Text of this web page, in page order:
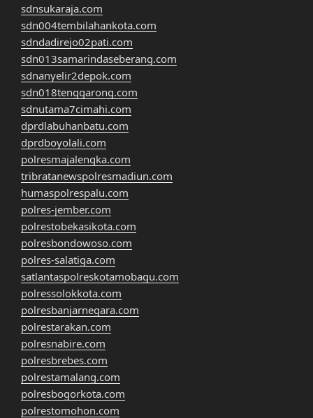
sdnsukaraja.com
sdn004tembilahankota.com
sdndadirejo02pati.com
sdn013samarindaseberang.com
sdnanyelir2depok.com
sdn018tenggarong.com
sdnutama7cimahi.com
dprdlabuhanbatu.com
dprdboyolali.com
polresmajalengka.com
tribratanewspolresmadiun.com
humaspolrespalu.com
polres-jember.com
polrestobekasikota.com
polresbondowoso.com
polres-salatiga.com
satlantaspolreskotamobagu.com
polressolokkota.com
polresbanjarnegara.com
polrestarakan.com
polresnabire.com
polresbrebes.com
polrestamalang.com
polresbogorkota.com
polrestomohon.com